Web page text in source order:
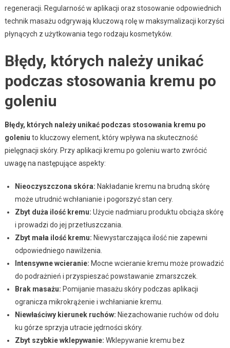
regeneracji. Regularność w aplikacji oraz stosowanie odpowiednich
technik masażu odgrywają kluczową rolę w maksymalizacji korzyści
płynących z użytkowania tego rodzaju kosmetyków.
Błędy, których należy unikać
podczas stosowania kremu po
goleniu
Błędy, których należy unikać podczas stosowania kremu po
goleniu to kluczowy element, który wpływa na skuteczność
pielęgnacji skóry. Przy aplikacji kremu po goleniu warto zwrócić
uwagę na następujące aspekty:
Nieoczyszczona skóra: Nakładanie kremu na brudną skórę
może utrudnić wchłanianie i pogorszyć stan cery.
Zbyt duża ilość kremu: Użycie nadmiaru produktu obciąża skórę
i prowadzi do jej przetłuszczania.
Zbyt mała ilość kremu: Niewystarczająca ilość nie zapewni
odpowiedniego nawilżenia.
Intensywne wcieranie: Mocne wcieranie kremu może prowadzić
do podrażnień i przyspieszać powstawanie zmarszczek.
Brak masażu: Pomijanie masażu skóry podczas aplikacji
ogranicza mikrokrążenie i wchłanianie kremu.
Niewłaściwy kierunek ruchów: Niezachowanie ruchów od dołu
ku górze sprzyja utracie jędrności skóry.
Zbyt szybkie wklepywanie: Wklepywanie kremu bez